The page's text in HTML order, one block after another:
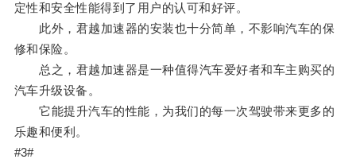
定性和安全性能得到了用户的认可和好评。
此外，君越加速器的安装也十分简单，不影响汽车的保
修和保险。
总之，君越加速器是一种值得汽车爱好者和车主购买的
汽车升级设备。
它能提升汽车的性能，为我们的每一次驾驶带来更多的
乐趣和便利。
#3#